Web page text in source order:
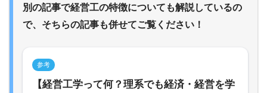
別の記事で経営工の特徴についても解説しているの
で、そちらの記事も併せてご覧ください！
参考
【経営工学って何？理系でも経済・経営を学